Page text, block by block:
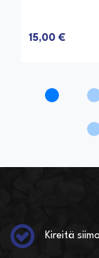
15,00 €
Kireitä